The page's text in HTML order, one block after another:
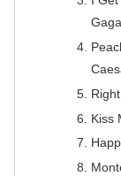
Gaga
Kiss